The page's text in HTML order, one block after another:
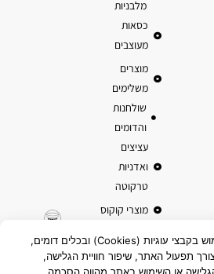
מלבניות
כסאות
מעוצבים
מוצרים
משלימים
שולחנות
והדומים
עציצים
ואדניות
טרקוטה
מוצרי קוקוס
לידיעתך: באתר זה נעשה שימוש בקבצי עוגיות (Cookies) ובכלים דומים,
תפעול האתר, שיפור חוויית הגלישה,